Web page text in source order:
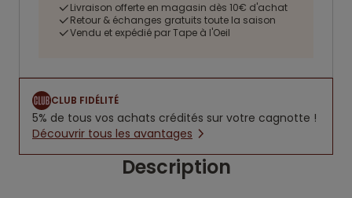
Livraison offerte en magasin dès 10€ d'achat
Retour & échanges gratuits toute la saison
Vendu et expédié par Tape à l'Oeil
CLUB FIDÉLITÉ
5% de tous vos achats crédités sur votre cagnotte !
Découvrir tous les avantages
Description